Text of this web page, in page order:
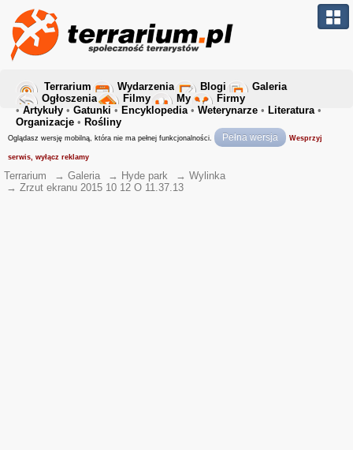
Terrarium Wydarzenia Blogi
Galeria
Ogłoszenia
Filmy My
Firmy
• Artykuły • Gatunki • Encyklopedia• Weterynarze • Literatura•
Organizacje • Rośliny
Oglądasz wersję mobilną, która nie ma pełnej funkcjonalności. Pełna wersja Wesprzyj
serwis, wyłącz reklamy
Terrarium → Galeria → Hyde park → Wylinka
→ Zrzut ekranu 2015 10 12 O 11.37.13